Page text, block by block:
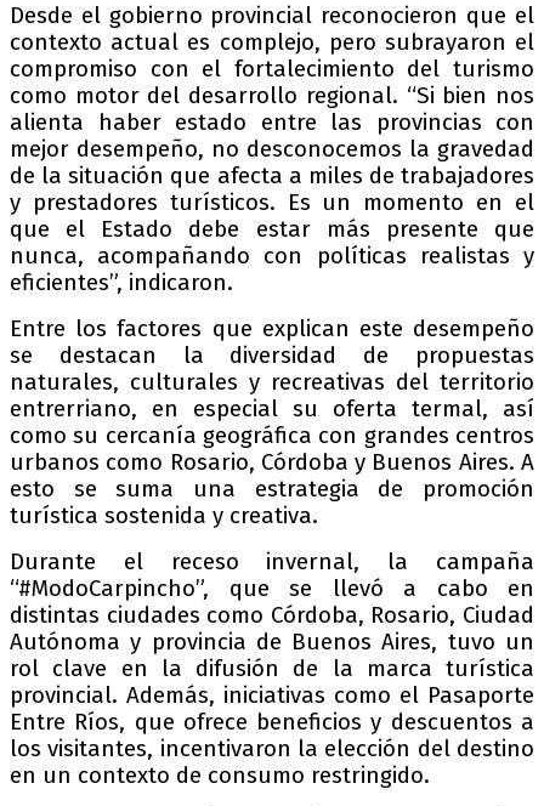
Desde el gobierno provincial reconocieron que el
contexto actual es complejo, pero subrayaron el
compromiso con el fortalecimiento del turismo
como motor del desarrollo regional. “Si bien nos
alienta haber estado entre las provincias con
mejor desempeño, no desconocemos la gravedad
de la situación que afecta a miles de trabajadores
y prestadores turísticos. Es un momento en el
que el Estado debe estar más presente que
nunca, acompañando con políticas realistas y
eficientes”, indicaron.
Entre los factores que explican este desempeño
se destacan la diversidad de propuestas
naturales, culturales y recreativas del territorio
entrerriano, en especial su oferta termal, así
como su cercanía geográfica con grandes centros
urbanos como Rosario, Córdoba y Buenos Aires. A
esto se suma una estrategia de promoción
turística sostenida y creativa.
Durante el receso invernal, la campaña
“#ModoCarpincho”, que se llevó a cabo en
distintas ciudades como Córdoba, Rosario, Ciudad
Autónoma y provincia de Buenos Aires, tuvo un
rol clave en la difusión de la marca turística
provincial. Además, iniciativas como el Pasaporte
Entre Ríos, que ofrece beneficios y descuentos a
los visitantes, incentivaron la elección del destino
en un contexto de consumo restringido.